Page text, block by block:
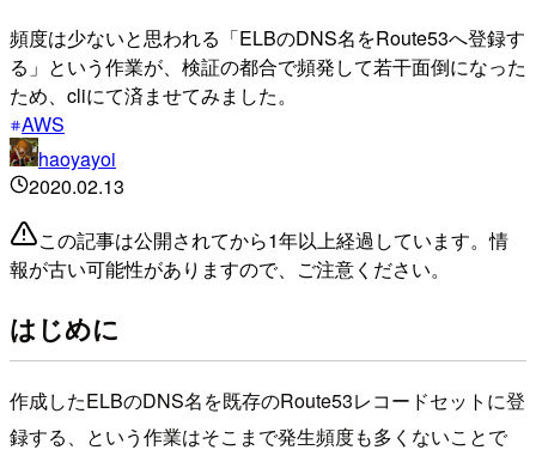
頻度は少ないと思われる「ELBのDNS名をRoute53へ登録す
る」という作業が、検証の都合で頻発して若干面倒になった
ため、cliにて済ませてみました。
AWS
haoyayoi
2020.02.13
この記事は公開されてから1年以上経過しています。情
報が古い可能性がありますので、ご注意ください。
はじめに
作成したELBのDNS名を既存のRoute53レコードセットに登
録する、という作業はそこまで発生頻度も多くないことで